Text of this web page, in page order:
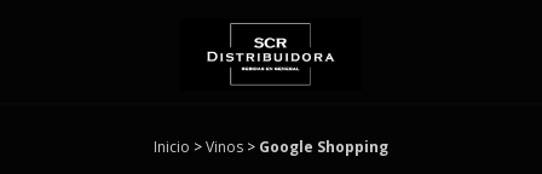
Inicio >Vinos > Google Shopping